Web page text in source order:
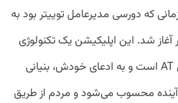
ابتدا در سال ۲۰۱۹ زمانی که دورسی مدیرعامل توییتر بود به
آغاز شد. این اپلیکیشن یک تکنولوژی
شبکه نامتمرکز به نام پروتکل AT است و به ادعای خودش، بنیانی
آینده محسوب می‌شود و مردم از طریق